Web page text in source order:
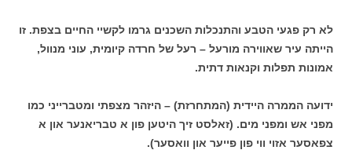
לא רק פגעי הטבע והתנכלות השכנים גרמו לקשיי החיים בצפת. זו
הייתה עיר שאווירה מורעל – רעל של חרדה קיומית, עוני מנוול,
אמונות תפלות וקנאות דתית.
ידועה הממרה היידית (המתחרזת) – היזהר מצפתי ומטברייני כמו
מפני אש ומפני מים. (זאלסט זיך היטען פון א טבריאנער און א
צפאסער אזוי ווי פון פייער און וואסער).